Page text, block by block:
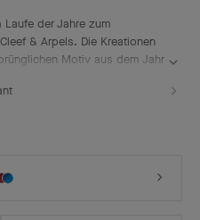
der Jahre zum
& Arpels. Die Kreationen
Motiv aus dem Jahr
inspirierten Motive